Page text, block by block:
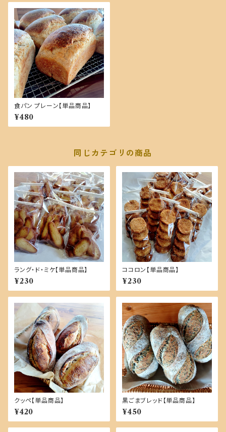
食パン プレーン【単品商品】
¥480
同じカテゴリの商品
ラング・ド・ミケ【単品商品】
¥230
ココロン【単品商品】
¥230
クッペ【単品商品】
¥420
黒ごまブレッド【単品商品】
¥450